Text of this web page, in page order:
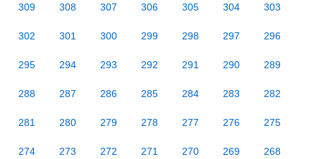
309 308 307 306 305 304 303
302 301 300 299 298 297 296
295 294 293 292 291 290 289
288 287 286 285 284 283 282
281 280 279 278 277 276 275
274 273 272 271 270 269 268